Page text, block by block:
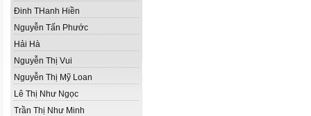
Đinh THanh Hiền
Nguyễn Tấn Phước
Hải Hà
Nguyễn Thị Vui
Nguyễn Thị Mỹ Loan
Lê Thị Như Ngọc
Trần Thị Như Minh